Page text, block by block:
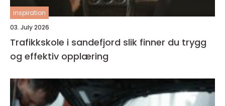
inspiration
03. July 2026
Trafikkskole i sandefjord slik finner du trygg
og effektiv opplæring